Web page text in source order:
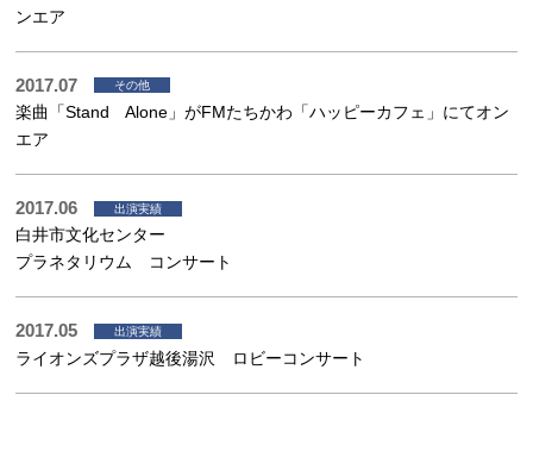
ンエア
2017.07 その他
楽曲「Stand Alone」がFMたちかわ「ハッピーカフェ」にてオン
エア
2017.06 出演実績
白井市文化センター
プラネタリウム コンサート
2017.05 出演実績
ライオンズプラザ越後湯沢 ロビーコンサート